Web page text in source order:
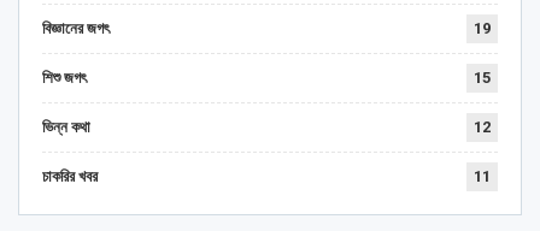
বিজ্ঞানের জগৎ 19
শিশু জগৎ 15
ভিন্ন কথা 12
চাকরির খবর 11